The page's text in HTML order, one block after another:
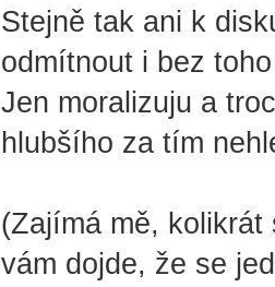
Stejně tak ani k
odmítnout i bez
Jen moralizuju a
hlubšího za tím
(Zajímá mě,
vám dojde, že se